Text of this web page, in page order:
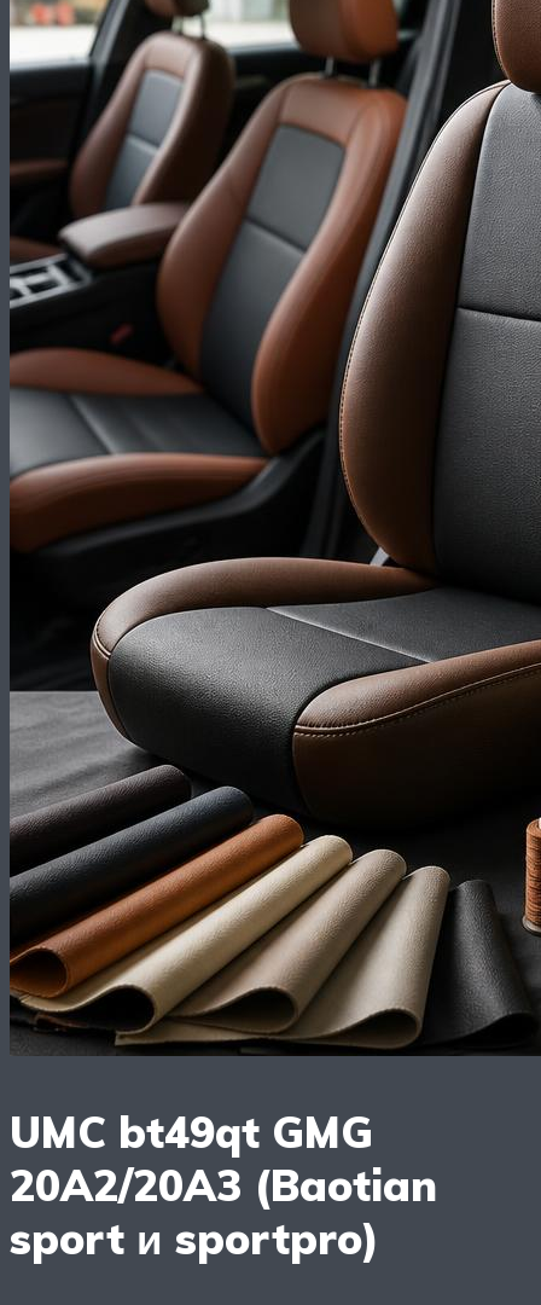
UMC bt49qt GMG
20A2/20A3 (Baotian
sport и sportpro)